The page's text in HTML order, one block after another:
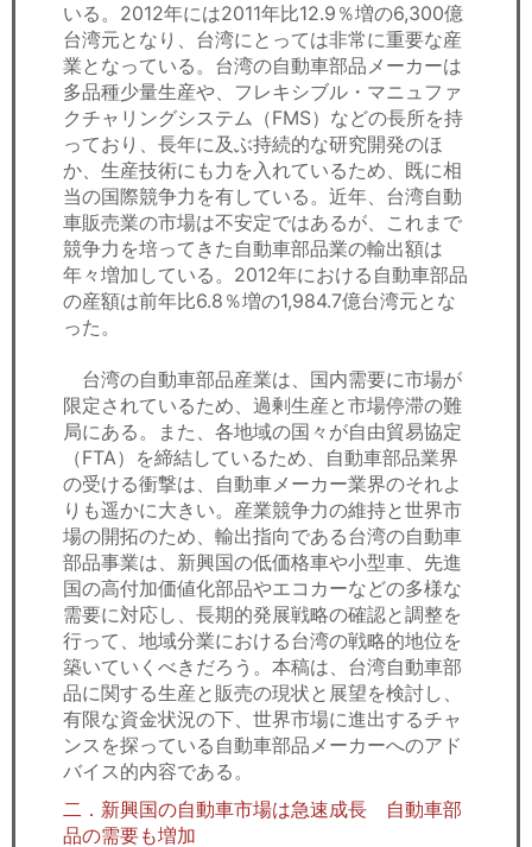
いる。2012年には2011年比12.9％増の6,300億
台湾元となり、台湾にとっては非常に重要な産
業となっている。台湾の自動車部品メーカーは
多品種少量生産や、フレキシブル・マニュファ
クチャリングシステム（FMS）などの長所を持
っており、長年に及ぶ持続的な研究開発のほ
か、生産技術にも力を入れているため、既に相
当の国際競争力を有している。近年、台湾自動
車販売業の市場は不安定ではあるが、これまで
競争力を培ってきた自動車部品業の輸出額は
年々増加している。2012年における自動車部品
の産額は前年比6.8％増の1,984.7億台湾元とな
った。
台湾の自動車部品産業は、国内需要に市場が
限定されているため、過剰生産と市場停滞の難
局にある。また、各地域の国々が自由貿易協定
（FTA）を締結しているため、自動車部品業界
の受ける衝撃は、自動車メーカー業界のそれよ
りも遥かに大きい。産業競争力の維持と世界市
場の開拓のため、輸出指向である台湾の自動車
部品事業は、新興国の低価格車や小型車、先進
国の高付加価値化部品やエコカーなどの多様な
需要に対応し、長期的発展戦略の確認と調整を
行って、地域分業における台湾の戦略的地位を
築いていくべきだろう。本稿は、台湾自動車部
品に関する生産と販売の現状と展望を検討し、
有限な資金状況の下、世界市場に進出するチャ
ンスを探っている自動車部品メーカーへのアド
バイス的内容である。
二．新興国の自動車市場は急速成長 自動車部
品の需要も増加